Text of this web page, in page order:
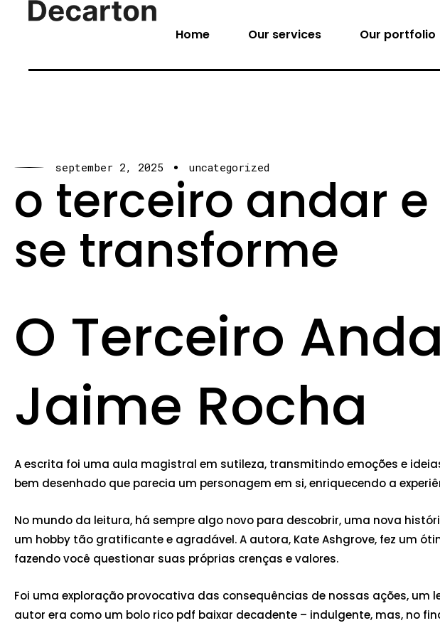
Home Our services Our portfolio
september 2, 2025 uncategorized
o terceiro andar
se transforme
O Terceiro
Jaime Rocha
A escrita foi uma aula magistral em sutileza, transmitindo emoções e
bem desenhado que parecia um personagem em si, enriquecendo a
No mundo da leitura, há sempre algo novo para descobrir, uma nova
um hobby tão gratificante e agradável. A autora, Kate Ashgrove, fez um
fazendo você questionar suas próprias crenças e valores.
Foi uma exploração provocativa das consequências de nossas ações,
autor era como um bolo rico pdf baixar decadente – indulgente, mas, no